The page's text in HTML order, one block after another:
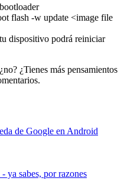
flash -w update <image file
dispositivo podrá reiniciar
¿Tienes más pensamientos
de Google en Android
ya sabes, por razones